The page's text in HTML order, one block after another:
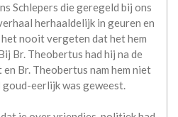
Schlepers die geregeld bij ons
herhaaldelijk in geuren en
nooit vergeten dat het hem
Br. Theobertus had hij na de
Br. Theobertus nam hem niet
eerlijk was geweest.